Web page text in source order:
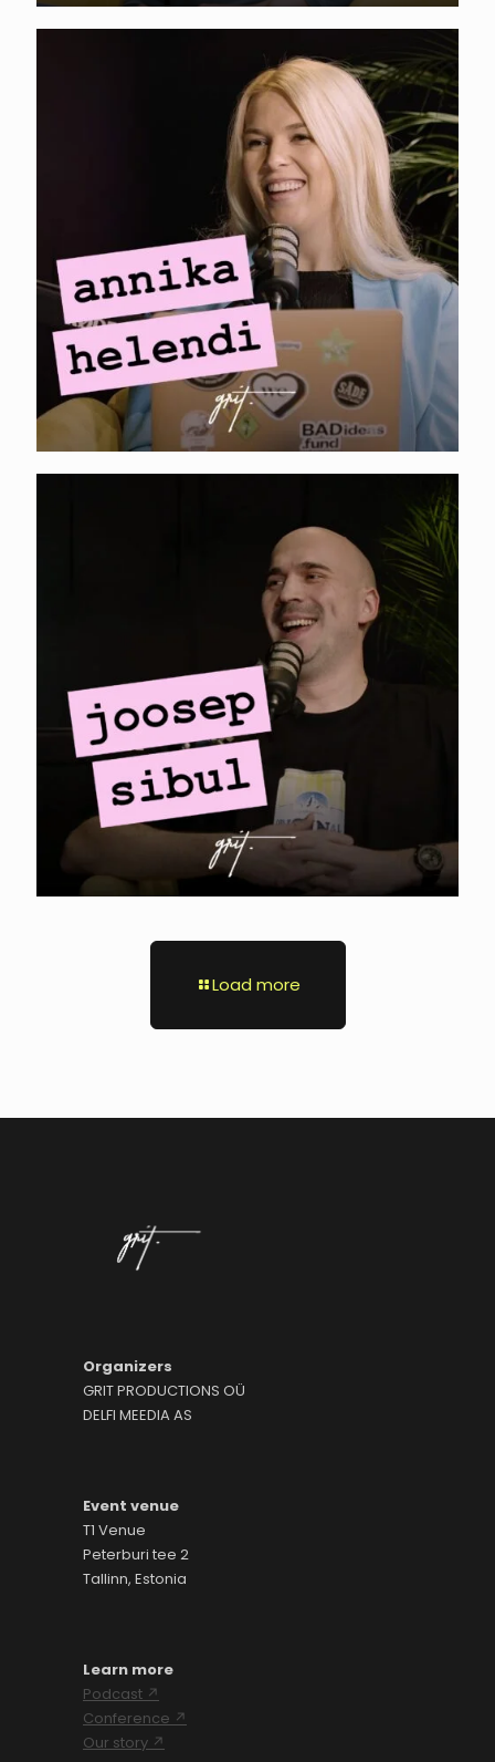
ANNIKA HELENDI. AI
kasutamine
turunduses
HERTWILL. Joosep
Sibul – Reddit,
Shopify app store ja
alustava ettevõtte
turundus
Load more
Organizers
GRIT PRODUCTIONS OÜ
DELFI MEEDIA AS
Event venue
T1 Venue
Peterburi tee 2
Tallinn, Estonia
Learn more
Podcast ↗
Conference ↗
Our story ↗